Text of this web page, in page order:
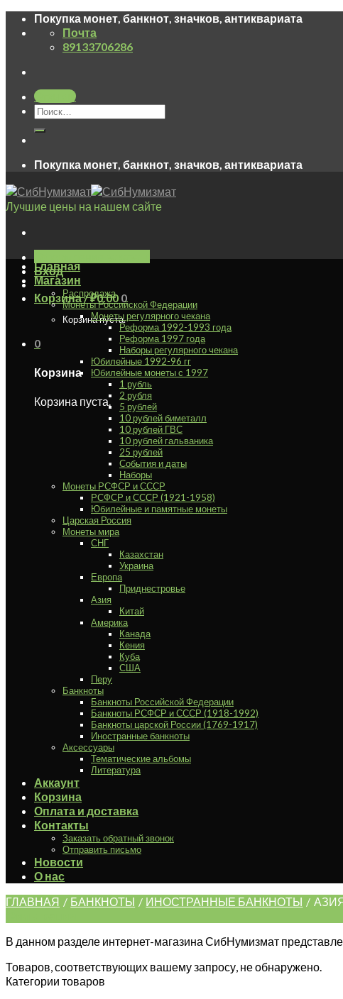
Skip
Покупка монет, банкнот, значков, антиквариата
Почта
89133706286
Отзывы
Покупка монет, банкнот, значков, антиквариата
Лучшие цены на нашем сайте
Вход
Корзина /₽0.00 0
Корзина пуста.
0
Корзина
Корзина пуста.
Главная
Магазин
Распродажа
Монеты Российской Федерации
Монеты регулярного чекана
Реформа 1992-1993 года
Реформа 1997 года
Наборы регулярного чекана
Юбилейные 1992-96 гг
Юбилейные монеты с 1997
1 рубль
2 рубля
5 рублей
10 рублей биметалл
10 рублей ГВС
10 рублей гальваника
25 рублей
События и даты
Наборы
Монеты РСФСР и СССР
РСФСР и СССР (1921-1958)
Юбилейные и памятные монеты
Царская Россия
Монеты мира
СНГ
Казахстан
Украина
Европа
Приднестровье
Азия
Китай
Америка
Канада
Кения
Куба
США
Перу
Банкноты
Банкноты Российской Федерации
Банкноты РСФСР и СССР (1918-1992)
Банкноты царской России (1769-1917)
Иностранные банкноты
Аксессуары
Тематические альбомы
Литература
Аккаунт
Корзина
Оплата и доставка
Контакты
Заказать обратный звонок
Отправить письмо
Новости
О нас
ГЛАВНАЯ / БАНКНОТЫ / ИНОСТРАННЫЕ БАНКНОТЫ /
В данном разделе интернет-магазина СибНумизмат
Товаров, соответствующих вашему запросу, не обнаружено.
Категории товаров